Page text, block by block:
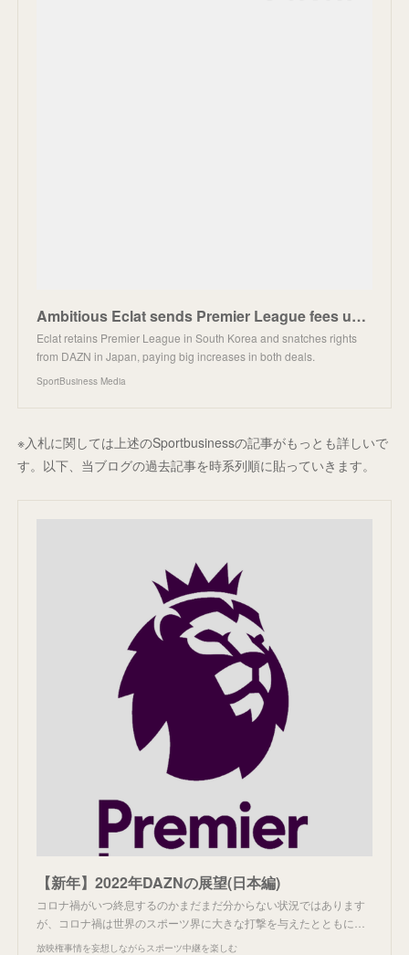
Ambitious Eclat sends Premier League fees up in Japan and Korea | SportBusiness Media
Eclat retains Premier League in South Korea and snatches rights
from DAZN in Japan, paying big increases in both deals.
SportBusiness Media
※入札に関しては上述のSportbusinessの記事がもっとも詳しいで
す。以下、当ブログの過去記事を時系列順に貼っていきます。
【新年】2022年DAZNの展望(日本編)
コロナ禍がいつ終息するのかまだまだ分からない状況ではあります
が、コロナ禍は世界のスポーツ界に大きな打撃を与えたとともに…
放映権事情を妄想しながらスポーツ中継を楽しむ